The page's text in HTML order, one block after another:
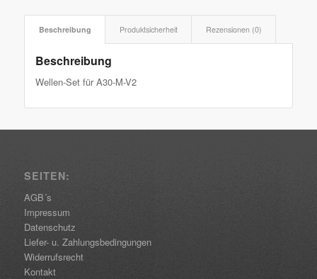
Beschreibung Produktsicherheit Rezensionen (0)
Beschreibung
Wellen-Set für A30-M-V2
SEITEN:
AGB´s
Impressum
Datenschutz
Liefer- u. Zahlungsbedingungen
Widerrufsrecht
Kontakt